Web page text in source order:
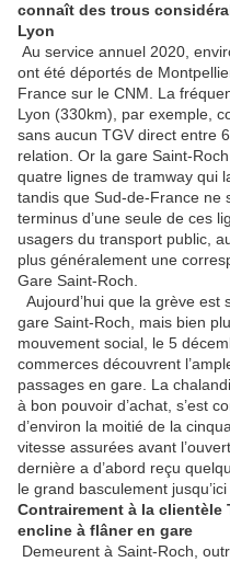
connaît des trous
Lyon
Au service annuel 2020,
ont été déportés de
France sur le CNM. La
Lyon (330km), par exemple,
sans aucun TGV direct entre
relation. Or la gare Saint-
quatre lignes de tramway qui
tandis que Sud-de-France ne
terminus d’une seule de ces
usagers du transport public,
plus généralement une
Gare Saint-Roch.
Aujourd’hui que la grève est
gare Saint-Roch, mais bien
mouvement social, le 5
commerces découvrent
passages en gare. La
à bon pouvoir d’achat, s’est
d’environ la moitié de la
vitesse assurées avant
dernière a d’abord reçu
le grand basculement
Contrairement à la clientèle
encline à flâner en gare
Demeurent à Saint-Roch,